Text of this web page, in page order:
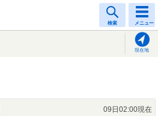
検索 メニュー
現在地
09日02:00現在